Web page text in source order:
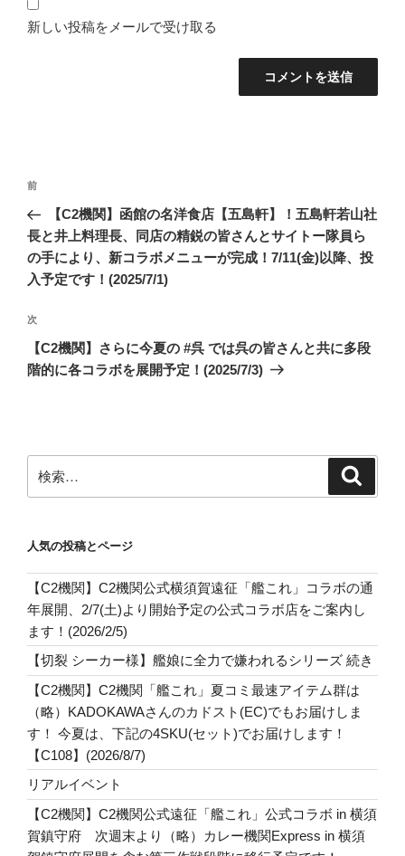
新しい投稿をメールで受け取る
投
ナ
ビ
ゲ
シ
ョ
ン
前
の
投
稿
前
【C2機関】函館の名洋食店【五島軒】！五島軒若山社
長と井上料理長、同店の精鋭の皆さんとサイトー隊員ら
の手により、新コラボメニューが完成！7/11(金)以降、投
入予定です！(2025/7/1)
次
の
投
次
【C2機関】さらに今夏の #呉 では呉の皆さんと共に多段
階的に各コラボを展開予定！(2025/7/3)
索:
人気の投稿とページ
【C2機関】C2機関公式横須賀遠征「艦これ」コラボの通
年展開、2/7(土)より開始予定の公式コラボ店をご案内し
ます！(2026/2/5)
【切裂 シーカー様】艦娘に全力で嫌われるシリーズ 続き
【C2機関】C2機関「艦これ」夏コミ最速アイテム群は
（略）KADOKAWAさんのカドスト(EC)でもお届けしま
す！ 今夏は、下記の4SKU(セット)でお届けします！
【C108】(2026/8/7)
リアルイベント
【C2機関】C2機関公式遠征「艦これ」公式コラボ in 横須
賀鎮守府 次週末より（略）カレー機関Express in 横須